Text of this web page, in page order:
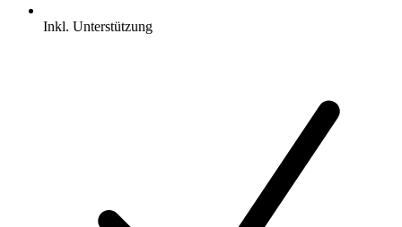
Inkl. Unterstützung